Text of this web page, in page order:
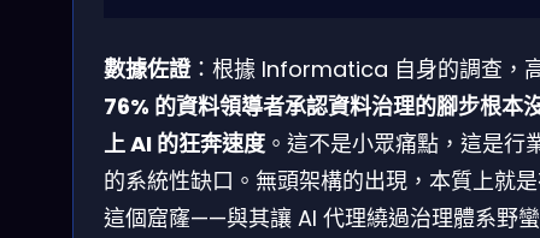
數據佐證：根據 Informatica 自身的調查，
76% 的資料領導者承認資料治理的腳步根本
上 AI 的狂奔速度 。這不是小眾痛點，這是行
的系統性缺口。無頭架構的出現，本質上就
這個窟窿——與其讓 AI 代理繞過治理體系野